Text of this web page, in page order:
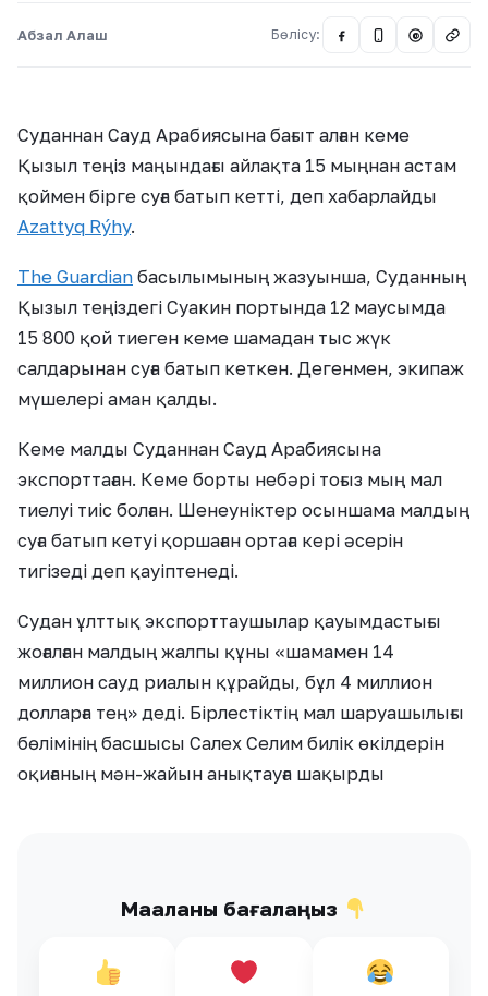
Абзал Алаш Бөлісу: @
Суданнан Сауд Арабиясына бағыт алған кеме
Қызыл теңіз маңындағы айлақта 15 мыңнан астам
қоймен бірге суға батып кетті, деп хабарлайды
Azattyq Rýhy.
The Guardian басылымының жазуынша, Суданның
Қызыл теңіздегі Суакин портында 12 маусымда
15 800 қой тиеген кеме шамадан тыс жүк
салдарынан суға батып кеткен. Дегенмен, экипаж
мүшелері аман қалды.
Кеме малды Суданнан Сауд Арабиясына
экспорттаған. Кеме борты небәрі тоғыз мың мал
тиелуі тиіс болған. Шенеуніктер осыншама малдың
суға батып кетуі қоршаған ортаға кері әсерін
тигізеді деп қауіптенеді.
Судан ұлттық экспорттаушылар қауымдастығы
жоғалған малдың жалпы құны «шамамен 14
миллион сауд риалын құрайды, бұл 4 миллион
долларға тең» деді. Бірлестіктің мал шаруашылығы
бөлімінің басшысы Салех Селим билік өкілдерін
оқиғаның мән-жайын анықтауға шақырды
Мақаланы бағалаңыз